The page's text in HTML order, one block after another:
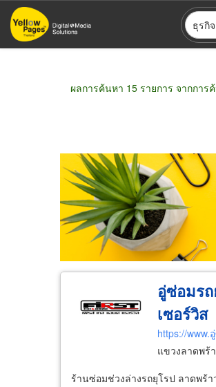
ข้าม
ไป
ธุรกิจ
ผลการค้นหา 15 รายการ จากการ
ขายส่ง ขายปลีก ผู้ผลิ
อู่ซ่อมร
เซอร์วิส
https://www.
แขวงลาดพร้
ร้านซ่อมช่วงล่างรถยุโรป ลาดพร้